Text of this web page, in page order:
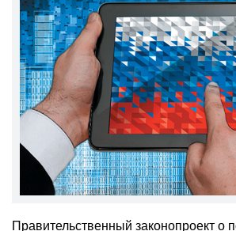
Правительственный законопроект о